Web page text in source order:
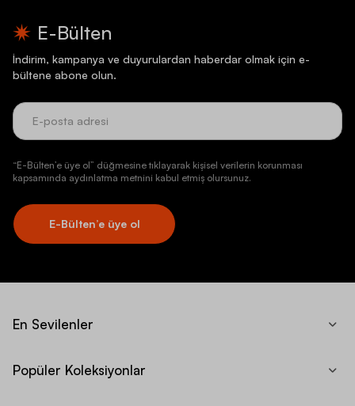
E-Bülten
İndirim, kampanya ve duyurulardan haberdar olmak için e-
bültene abone olun.
“E-Bülten’e üye ol” düğmesine tıklayarak kişisel verilerin korunması
kapsamında aydınlatma metnini kabul etmiş olursunuz.
E-Bülten’e üye ol
En Sevilenler
Popüler Koleksiyonlar